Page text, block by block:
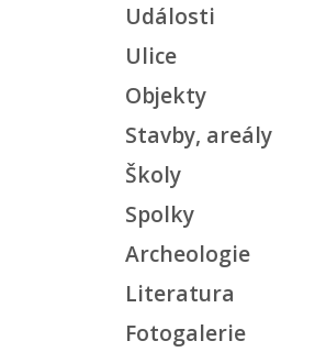
Události
Ulice
Objekty
Stavby, areály
Školy
Spolky
Archeologie
Literatura
Fotogalerie